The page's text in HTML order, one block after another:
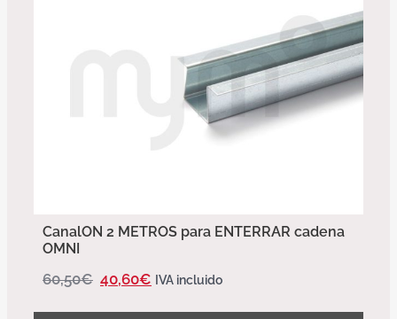
CanalON 2 METROS para ENTERRAR cadena
OMNI
60,50€ 40,60€ IVA incluido